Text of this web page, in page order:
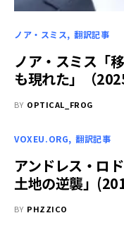
ノア・スミス 翻訳記事
ノア・スミス「
も現れた」（
BY OPTICAL_FROG
VOXEU.ORG 翻訳記事
アンドレス・ロ
土地の逆襲」
BY PHZZICO